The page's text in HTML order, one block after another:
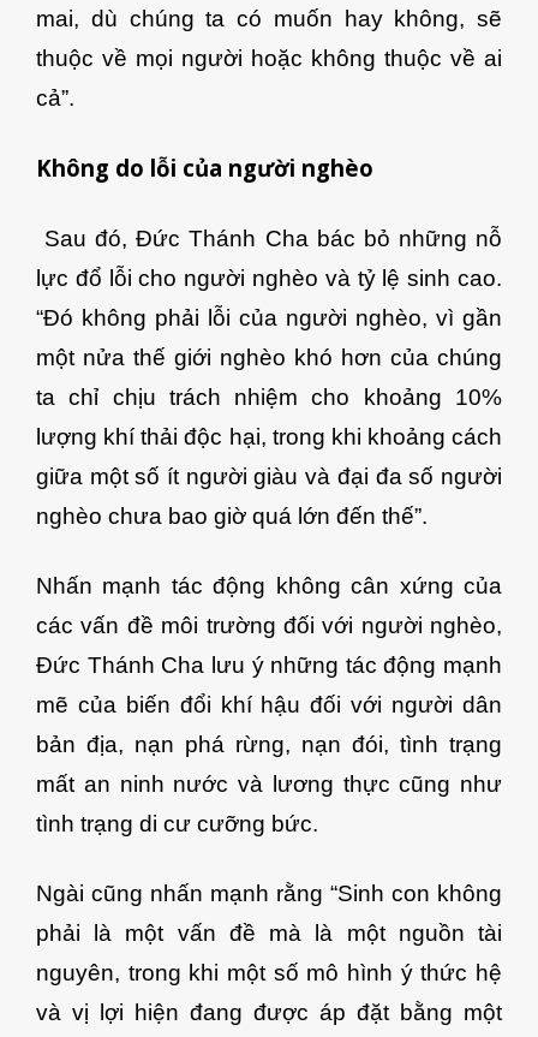
mai, dù chúng ta có muốn hay không, sẽ
thuộc về mọi người hoặc không thuộc về ai
cả”.
Không do lỗi của người nghèo
Sau đó, Đức Thánh Cha bác bỏ những nỗ
lực đổ lỗi cho người nghèo và tỷ lệ sinh cao.
“Đó không phải lỗi của người nghèo, vì gần
một nửa thế giới nghèo khó hơn của chúng
ta chỉ chịu trách nhiệm cho khoảng 10%
lượng khí thải độc hại, trong khi khoảng cách
giữa một số ít người giàu và đại đa số người
nghèo chưa bao giờ quá lớn đến thế”.
Nhấn mạnh tác động không cân xứng của
các vấn đề môi trường đối với người nghèo,
Đức Thánh Cha lưu ý những tác động mạnh
mẽ của biến đổi khí hậu đối với người dân
bản địa, nạn phá rừng, nạn đói, tình trạng
mất an ninh nước và lương thực cũng như
tình trạng di cư cưỡng bức.
Ngài cũng nhấn mạnh rằng “Sinh con không
phải là một vấn đề mà là một nguồn tài
nguyên, trong khi một số mô hình ý thức hệ
và vị lợi hiện đang được áp đặt bằng một